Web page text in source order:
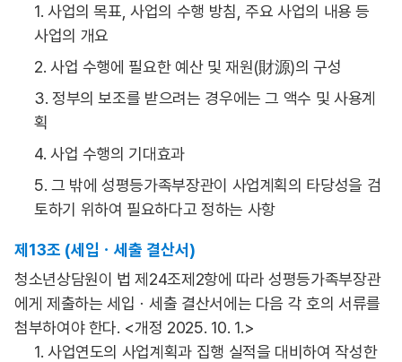
1. 사업의 목표, 사업의 수행 방침, 주요 사업의 내용 등
사업의 개요
2. 사업 수행에 필요한 예산 및 재원(財源)의 구성
3. 정부의 보조를 받으려는 경우에는 그 액수 및 사용계
획
4. 사업 수행의 기대효과
5. 그 밖에 성평등가족부장관이 사업계획의 타당성을 검
토하기 위하여 필요하다고 정하는 사항
제13조 (세입ㆍ세출 결산서)
청소년상담원이 법 제24조제2항에 따라 성평등가족부장관
에게 제출하는 세입ㆍ세출 결산서에는 다음 각 호의 서류를
첨부하여야 한다. <개정 2025. 10. 1.>
1. 사업연도의 사업계획과 집행 실적을 대비하여 작성한